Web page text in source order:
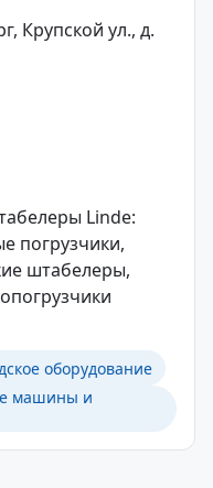
Крупской ул., д.
Linde:
погрузчики,
штабелеры,
оборудование
машины и